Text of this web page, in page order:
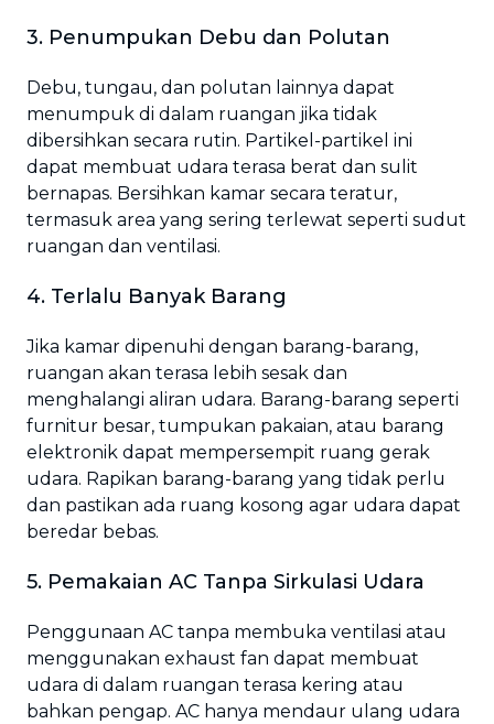
3. Penumpukan Debu dan Polutan
Debu, tungau, dan polutan lainnya dapat
menumpuk di dalam ruangan jika tidak
dibersihkan secara rutin. Partikel-partikel ini
dapat membuat udara terasa berat dan sulit
bernapas. Bersihkan kamar secara teratur,
termasuk area yang sering terlewat seperti sudut
ruangan dan ventilasi.
4. Terlalu Banyak Barang
Jika kamar dipenuhi dengan barang-barang,
ruangan akan terasa lebih sesak dan
menghalangi aliran udara. Barang-barang seperti
furnitur besar, tumpukan pakaian, atau barang
elektronik dapat mempersempit ruang gerak
udara. Rapikan barang-barang yang tidak perlu
dan pastikan ada ruang kosong agar udara dapat
beredar bebas.
5. Pemakaian AC Tanpa Sirkulasi Udara
Penggunaan AC tanpa membuka ventilasi atau
menggunakan exhaust fan dapat membuat
udara di dalam ruangan terasa kering atau
bahkan pengap. AC hanya mendaur ulang udara